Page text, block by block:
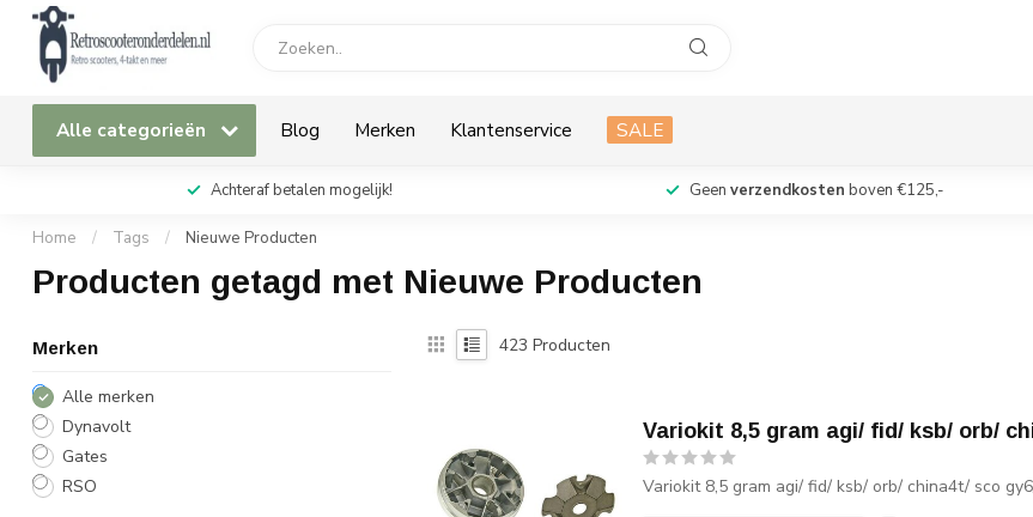
Alle categorieën Blog Merken Klantenservice SALE
Achteraf betalen mogelijk! Geen verzendkosten boven €125,-
Home / Tags / Nieuwe Producten
Producten getagd met Nieuwe Producten
Merken
Alle merken
Dynavolt
Gates
RSO
423 Producten
Variokit 8,5 gram agi/ fid/ ksb/ orb/
Variokit 8,5 gram agi/ fid/ ksb/ orb/ china4t/ sco